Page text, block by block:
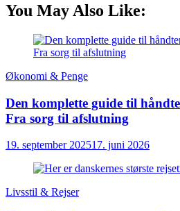
You May Also Like:
Økonomi & Penge
Den komplette guide til
Fra sorg til afslutning
19. september 202517. juni 2026
Livsstil & Rejser